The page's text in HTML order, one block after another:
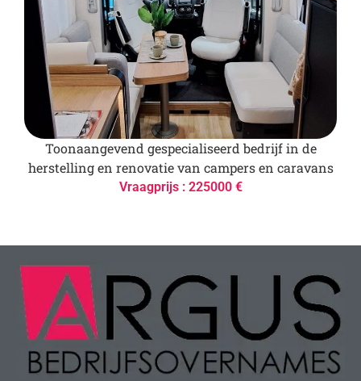
Toonaangevend gespecialiseerd bedrijf in de
herstelling en renovatie van campers en caravans
Vraagprijs : 225000 €